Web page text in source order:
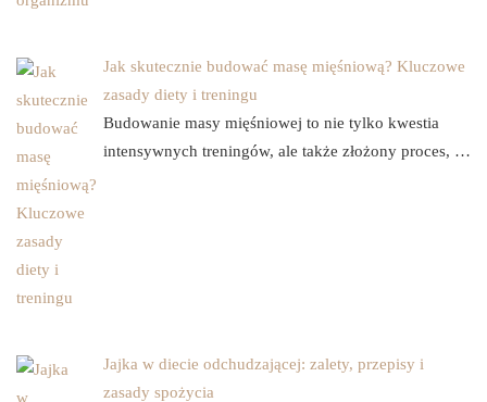
Jak skutecznie budować masę mięśniową? Kluczowe
zasady diety i treningu
Budowanie masy mięśniowej to nie tylko kwestia
intensywnych treningów, ale także złożony proces, …
Jajka w diecie odchudzającej: zalety, przepisy i
zasady spożycia